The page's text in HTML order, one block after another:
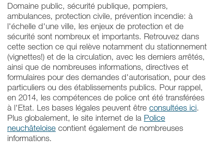
Domaine public, sécurité publique, pompiers,
ambulances, protection civile, prévention incendie: à
l'échelle d'une ville, les enjeux de protection et de
sécurité sont nombreux et importants. Retrouvez dans
cette section ce qui relève notamment du stationnement
(vignettes!) et de la circulation, avec les derniers arrêtés,
ainsi que de nombreuses informations, directives et
formulaires pour des demandes d'autorisation, pour des
particuliers ou des établissements publics. Pour rappel,
en 2014, les compétences de police ont été transférées
à l'Etat. Les bases légales peuvent être consultées ici.
Plus globalement, le site internet de la Police
neuchâteloise contient également de nombreuses
informations.